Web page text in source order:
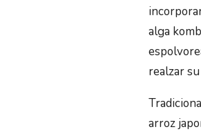
alga
realzar
arroz